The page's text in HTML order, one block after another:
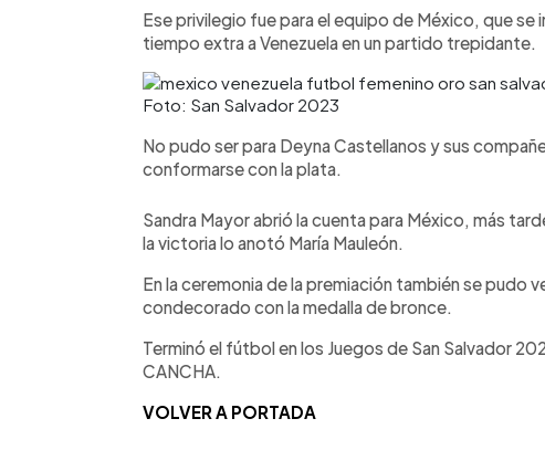
Ese privilegio fue para el equipo de México, que se
tiempo extra a Venezuela en un partido trepidante.
Foto: San Salvador 2023
No pudo ser para Deyna Castellanos y sus
conformarse con la plata.
Sandra Mayor abrió la cuenta para México, más
la victoria lo anotó María Mauleón.
En la ceremonia de la premiación también se pudo
condecorado con la medalla de bronce.
Terminó el fútbol en los Juegos de San Salvador
CANCHA.
VOLVER A PORTADA